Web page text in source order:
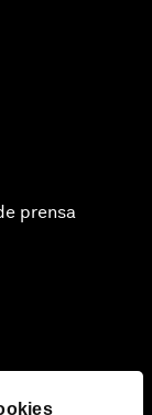
prensa